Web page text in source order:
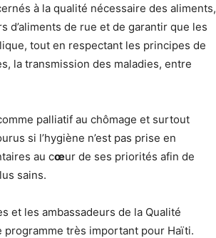
à la qualité nécessaire des aliments,
d’aliments de rue et de garantir que les
tout en respectant les principes de
la transmission des maladies, entre
palliatif au chômage et surtout
si l’hygiène n’est pas prise en
au cœur de ses priorités afin de
sains.
et les ambassadeurs de la Qualité
programme très important pour Haïti.